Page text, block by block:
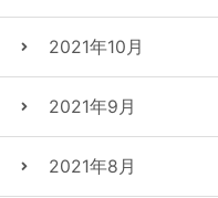
2021年10月
2021年9月
2021年8月